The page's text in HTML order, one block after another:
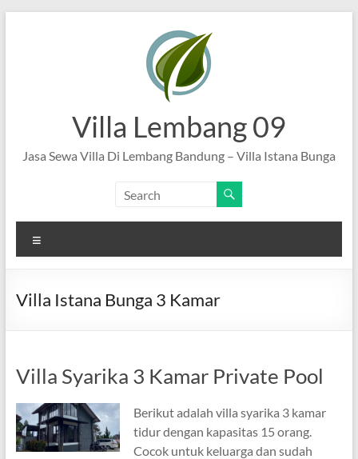
Villa Lembang 09
Jasa Sewa Villa Di Lembang Bandung – Villa Istana Bunga
Villa Istana Bunga 3 Kamar
Villa Syarika 3 Kamar Private Pool
Berikut adalah villa syarika 3 kamar
tidur dengan kapasitas 15 orang.
Cocok untuk keluarga dan sudah